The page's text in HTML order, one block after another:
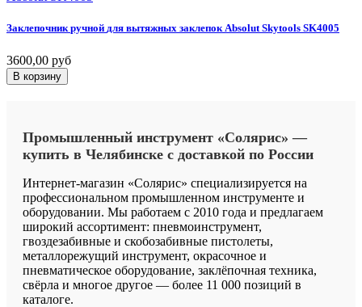
Заклепочник ручной для вытяжных заклепок Absolut Skytools SK4005
3600,00 руб
В корзину
Промышленный инструмент «Солярис» —
купить в Челябинске с доставкой по России
Интернет-магазин «Солярис» специализируется на
профессиональном промышленном инструменте и
оборудовании. Мы работаем с 2010 года и предлагаем
широкий ассортимент: пневмоинструмент,
гвоздезабивные и скобозабивные пистолеты,
металлорежущий инструмент, окрасочное и
пневматическое оборудование, заклёпочная техника,
свёрла и многое другое — более 11 000 позиций в
каталоге.